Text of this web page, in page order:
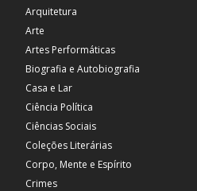
Arquitetura
Arte
Artes Performáticas
Biografia e Autobiografia
Casa e Lar
Ciência Política
Ciências Sociais
Coleções Literárias
Corpo, Mente e Espírito
Crimes